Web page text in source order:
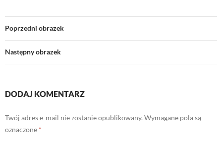
Poprzedni obrazek
Następny obrazek
DODAJ KOMENTARZ
Twój adres e-mail nie zostanie opublikowany. Wymagane pola są
oznaczone *